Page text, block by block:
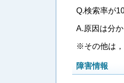
Q.検索率が
A.原因は分
※その他は，
障害情報